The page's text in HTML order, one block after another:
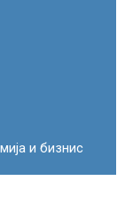
и бизнис